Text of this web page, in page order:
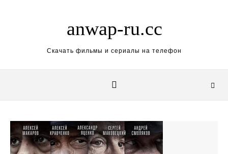
anwap-ru.cc
Скачать фильмы и сериалы на телефон